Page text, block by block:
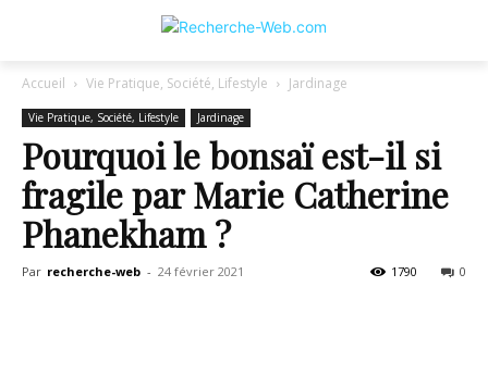
Accueil Vie Pratique, Société, Lifestyle Jardinage
Vie Pratique, Société, Lifestyle Jardinage
Pourquoi le bonsaï est-il si
fragile par Marie Catherine
Phanekham ?
Par recherche-web - 24 février 2021 0
1790